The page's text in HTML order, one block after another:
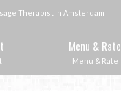
Therapist in Amsterdam
Menu & Rate
Menu & Rate